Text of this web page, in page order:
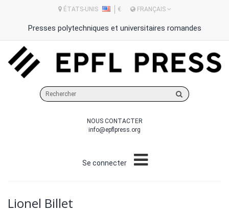
ÉTATS-UNIS € FRANÇAIS
Presses polytechniques et universitaires romandes
sur
site
NOUS CONTACTER
info@epflpress.org
Se connecter
Lionel Billet